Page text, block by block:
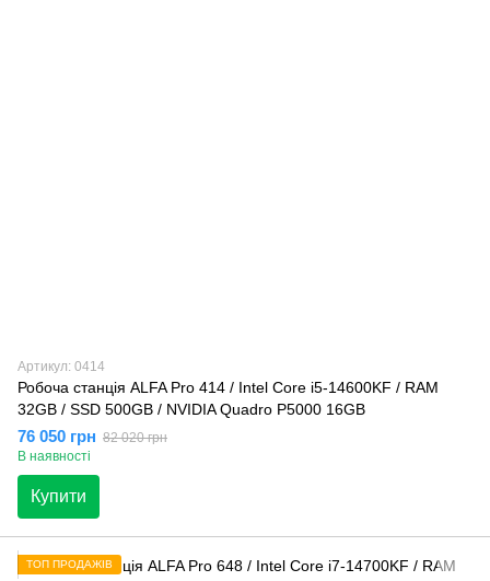
Артикул: 0414
Робоча станція ALFA Pro 414 / Intel Core i5-14600KF / RAM
32GB / SSD 500GB / NVIDIA Quadro P5000 16GB
76 050 грн 82 020 грн
В наявності
Купити
ТОП ПРОДАЖІВ